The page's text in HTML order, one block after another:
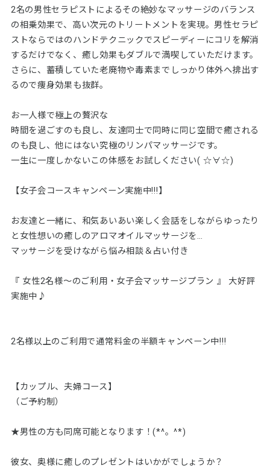
2名の男性セラピストによるその絶妙なマッサージのバランス
の相乗効果で、高い次元のトリートメントを実現。男性セラピ
ストならではのハンドテクニックでスピーディーにコリを解消
するだけでなく、癒し効果もダブルで満喫していただけます。
さらに、蓄積していた老廃物や毒素までしっかり体外へ排出す
るので痩身効果も抜群。
お一人様で極上の贅沢な
時間を過ごすのも良し、友達同士で同時に同じ空間で癒される
のも良し、他にはない究極のリンパマッサージです。
一生に一度しかないこの体感をお試しください( ☆∀☆)
【女子会コースキャンペーン実施中!!!】
お友達と一緒に、和気あいあい楽しく会話をしながらゆったり
と女性想いの癒しのアロマオイルマッサージを…
マッサージを受けながら悩み相談＆占い付き
『 女性2名様〜のご利用・女子会マッサージプラン 』 大好評
実施中♪
2名様以上のご利用で通常料金の半額キャンペーン中!!!
【カップル、夫婦コース】
（ご予約制）
★男性の方も同席可能となります！(*^。^*)
彼女、奥様に癒しのプレゼントはいかがでしょうか？